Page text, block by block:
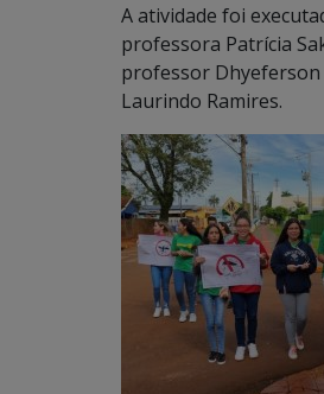
A atividade foi
professora Patrícia
professor Dhyeferson
Laurindo Ramires.